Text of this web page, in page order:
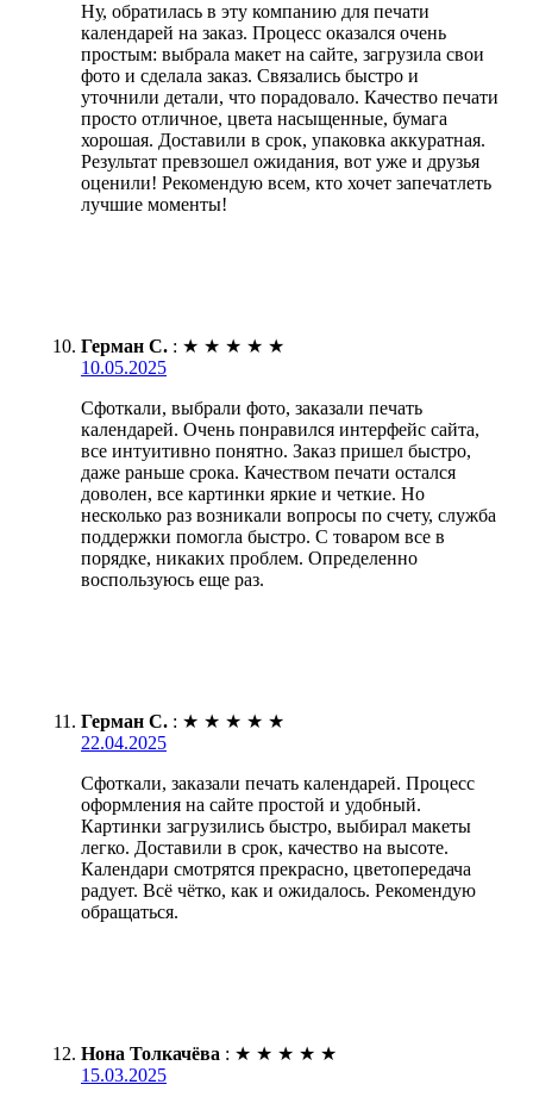
Ну, обратилась в эту компанию для печати
календарей на заказ. Процесс оказался очень
простым: выбрала макет на сайте, загрузила свои
фото и сделала заказ. Связались быстро и
уточнили детали, что порадовало. Качество печати
просто отличное, цвета насыщенные, бумага
хорошая. Доставили в срок, упаковка аккуратная.
Результат превзошел ожидания, вот уже и друзья
оценили! Рекомендую всем, кто хочет запечатлеть
лучшие моменты!
Герман С. : ★ ★ ★ ★ ★
10.05.2025
Сфоткали, выбрали фото, заказали печать
календарей. Очень понравился интерфейс сайта,
все интуитивно понятно. Заказ пришел быстро,
даже раньше срока. Качеством печати остался
доволен, все картинки яркие и четкие. Но
несколько раз возникали вопросы по счету, служба
поддержки помогла быстро. С товаром все в
порядке, никаких проблем. Определенно
воспользуюсь еще раз.
Герман С. : ★ ★ ★ ★ ★
22.04.2025
Сфоткали, заказали печать календарей. Процесс
оформления на сайте простой и удобный.
Картинки загрузились быстро, выбирал макеты
легко. Доставили в срок, качество на высоте.
Календари смотрятся прекрасно, цветопередача
радует. Всё чётко, как и ожидалось. Рекомендую
обращаться.
Нона Толкачёва : ★ ★ ★ ★ ★
15.03.2025